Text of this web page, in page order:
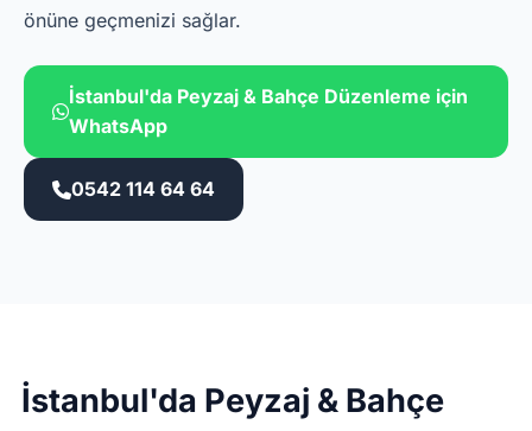
önüne geçmenizi sağlar.
İstanbul'da Peyzaj & Bahçe Düzenleme için
WhatsApp
0542 114 64 64
İstanbul'da Peyzaj & Bahçe